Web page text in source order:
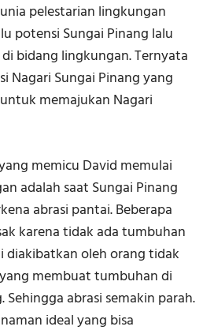
pelestarian lingkungan
potensi Sungai Pinang lalu
bidang lingkungan. Ternyata
Nagari Sungai Pinang yang
memajukan Nagari
memicu David memulai
adalah saat Sungai Pinang
abrasi pantai. Beberapa
karena tidak ada tumbuhan
diakibatkan oleh orang tidak
membuat tumbuhan di
abrasi semakin parah.
ideal yang bisa